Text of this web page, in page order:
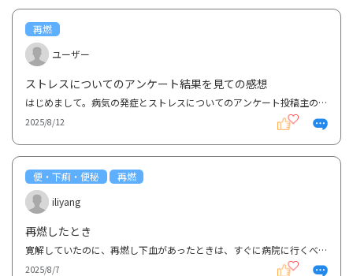
再燃
ユーザー
ストレスについてのアンケート結果を見ての感想
はじめまして。病気の発症とストレスについてのアンケート投稿主の後藤けいです。初めての投稿で不安だ...
2025/8/12
便・下痢・便秘
再燃
iliyang
再燃したとき
寛解していたのに、再燃し下血があったときは、すぐに病院に行くべきですか？ 昨年春に潰瘍性大腸炎全...
2025/8/7